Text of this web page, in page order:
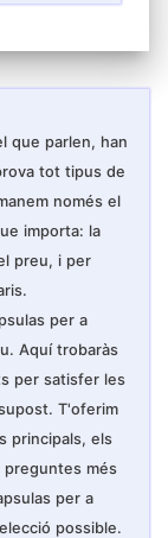
que parlen, han
tot tipus de
només el
importa: la
preu, i per
per a
Aquí trobaràs
per satisfer les
T'oferim
principals, els
preguntes més
per a
possible.